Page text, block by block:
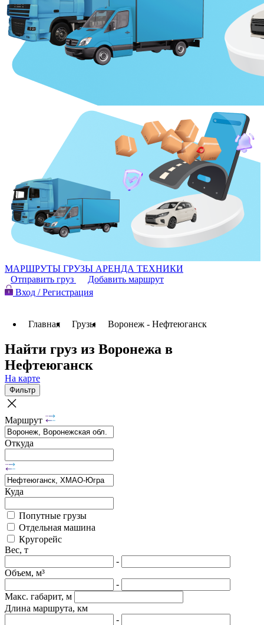
МАРШРУТЫ ГРУЗЫ АРЕНДА ТЕХНИКИ
Отправить груз
Добавить маршрут
Вход / Регистрация
Главная Грузы Воронеж - Нефтеюганск
Найти груз из Воронежа в
Нефтеюганск
На карте
Фильтр
Маршрут
Откуда
Куда
Попутные грузы
Отдельная машина
Кругорейс
Вес, т
-
Объем, м³
-
Макс. габарит, м
Длина маршрута, км
-